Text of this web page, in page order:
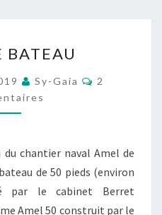
LE
BATEAU
BATEAU
Sy-Gaia
2
chantier naval Amel de
de 50 pieds (environ
par le cabinet Berret
Amel 50 construit par le